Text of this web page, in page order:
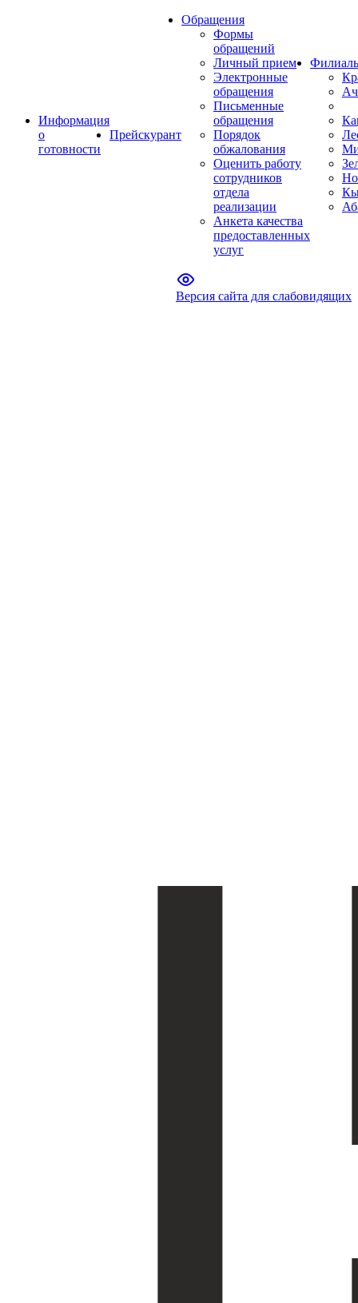
Информация
о
готовности
Прейскурант
Обращения
Формы
обращений
Личный прием
Электронные
обращения
Письменные
обращения
Порядок
обжалования
Оценить работу
сотрудников
отдела
реализации
Анкета качества
предоставленных
услуг
Версия сайта для слабовидящих